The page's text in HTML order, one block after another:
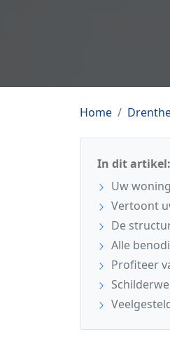
Home
In dit artikel:
Uw
Vertoont
De
Alle
Profiteer